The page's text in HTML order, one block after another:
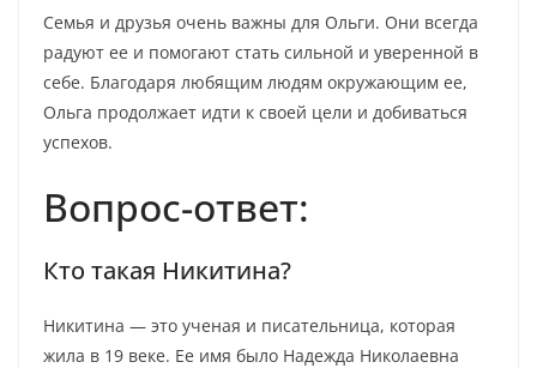
Семья и друзья очень важны для Ольги. Они всегда
радуют ее и помогают стать сильной и уверенной в
себе. Благодаря любящим людям окружающим ее,
Ольга продолжает идти к своей цели и добиваться
успехов.
Вопрос-ответ:
Кто такая Никитина?
Никитина — это ученая и писательница, которая
жила в 19 веке. Ее имя было Надежда Николаевна